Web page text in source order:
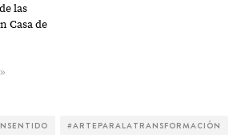
las
Casa de
#ARTEPARALATRANSFORMACIÓN